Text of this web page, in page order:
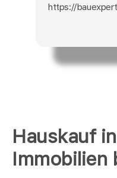
Hauskauf
Immobilien
https://